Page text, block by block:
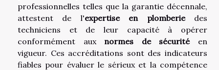
professionnelles telles que la garantie décennale,
attestent de l'expertise en plomberiedes
techniciens et de leur capacité à opérer
conformément aux normes de sécuritéen
vigueur. Ces accréditations sont des indicateurs
fiables pour évaluer le sérieux et la compétence